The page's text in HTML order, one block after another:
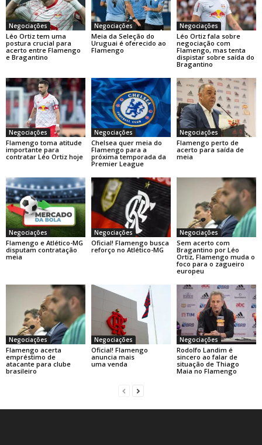
Negociações
Léo Ortiz tem uma
postura crucial para
acerto entre Flamengo
e Bragantino
Negociações
Meia da Seleção do
Uruguai é oferecido ao
Flamengo
Negociações
Léo Ortiz fala sobre
negociação com
Flamengo, mas tenta
dispistar sobre saída do
Bragantino
Negociações
Flamengo toma atitude
importante para
contratar Léo Ortiz hoje
Negociações
Chelsea quer meia do
Flamengo para a
próxima temporada da
Premier League
Negociações
Flamengo perto de
acerto para saída de
meia
Negociações
Flamengo e Atlético-MG
disputam contratação
meia
Negociações
Oficial! Flamengo busca
reforço no Atlético-MG
Negociações
Sem acerto com
Bragantino por Léo
Ortiz, Flamengo muda o
foco para o zagueiro
europeu
Negociações
Flamengo acerta
empréstimo de
atacante para clube
brasileiro
Negociações
Oficial! Flamengo
anuncia mais
uma venda
Negociações
Rodolfo Landim é
sincero ao falar de
situação de Thiago
Maia no Flamengo